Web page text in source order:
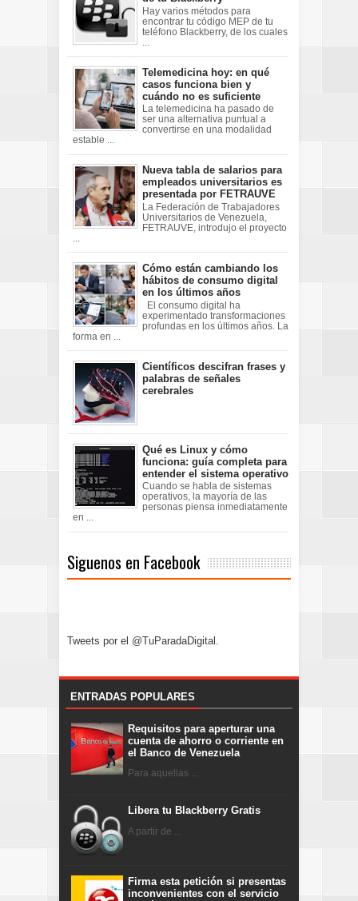
Hay varios métodos para
encontrar tu código MEP de tu
teléfono Blackberry, de los cuales
Telemedicina hoy: en qué
casos funciona bien y
cuándo no es suficiente
La telemedicina ha pasado de
ser una alternativa puntual a
convertirse en una modalidad
estable ...
Nueva tabla de salarios para
empleados universitarios es
presentada por FETRAUVE
La Federación de Trabajadores
Universitarios de Venezuela,
FETRAUVE, introdujo el proyecto
Cómo están cambiando los
hábitos de consumo digital
en los últimos años
El consumo digital ha
experimentado transformaciones
profundas en los últimos años. La
forma en ...
Científicos descifran frases y
palabras de señales
cerebrales
Qué es Linux y cómo
funciona: guía completa para
entender el sistema operativo
Cuando se habla de sistemas
operativos, la mayoría de las
personas piensa inmediatamente
en ...
Siguenos en Facebook
Tweets por el @TuParadaDigital.
ENTRADAS POPULARES
Requisitos para aperturar una
cuenta de ahorro o corriente en
el Banco de Venezuela
Para aquellas ...
Libera tu Blackberry Gratis
A partir de ...
Firma esta petición si presentas
inconvenientes con el servicio